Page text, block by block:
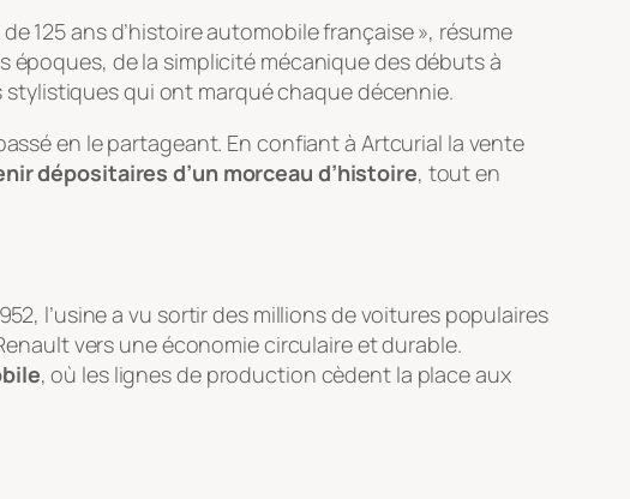
125 ans d’histoire automobile française », résume
époques, de la simplicité mécanique des débuts à
qui ont marqué chaque décennie.
en le partageant. En confiant à Artcurial la vente
dépositaires d’un morceau d’histoire, tout en
l’usine a vu sortir des millions de voitures populaires
vers une économie circulaire et durable.
, où les lignes de production cèdent la place aux